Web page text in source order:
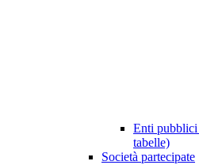
Enti
tabelle)
Società partecipate